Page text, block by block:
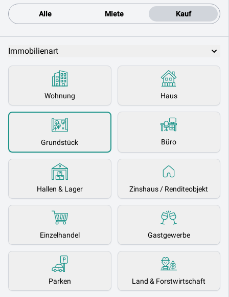
Alle Miete Kauf
Immobilienart
Wohnung Haus
Grundstück Büro
Hallen & Lager Zinshaus / Renditeobjekt
Einzelhandel Gastgewerbe
Parken Land & Forstwirtschaft